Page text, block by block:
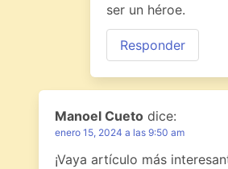
ser un héroe.
Responder
Manoel Cueto dice:
enero 15, 2024 a las 9:50 am
¡Vaya artículo más